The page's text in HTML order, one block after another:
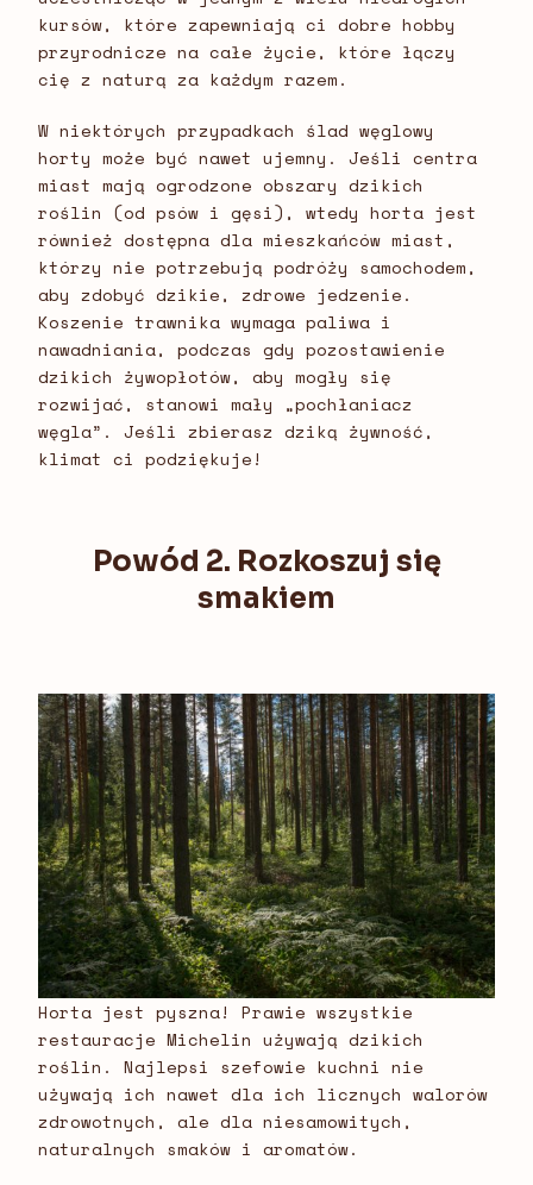
kursów, które zapewniają ci dobre hobby
przyrodnicze na całe życie, które łączy
cię z naturą za każdym razem.
W niektórych przypadkach ślad węglowy
horty może być nawet ujemny. Jeśli centra
miast mają ogrodzone obszary dzikich
roślin (od psów i gęsi), wtedy horta jest
również dostępna dla mieszkańców miast,
którzy nie potrzebują podróży samochodem,
aby zdobyć dzikie, zdrowe jedzenie.
Koszenie trawnika wymaga paliwa i
nawadniania, podczas gdy pozostawienie
dzikich żywopłotów, aby mogły się
rozwijać, stanowi mały „pochłaniacz
węgla”. Jeśli zbierasz dziką żywność,
klimat ci podziękuje!
Powód 2. Rozkoszuj się
smakiem
Horta jest pyszna! Prawie wszystkie
restauracje Michelin używają dzikich
roślin. Najlepsi szefowie kuchni nie
używają ich nawet dla ich licznych walorów
zdrowotnych, ale dla niesamowitych,
naturalnych smaków i aromatów.